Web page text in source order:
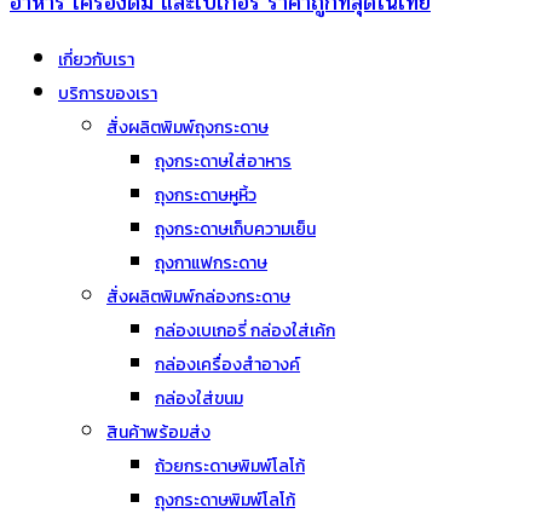
เกี่ยวกับเรา
บริการของเรา
สั่งผลิตพิมพ์ถุงกระดาษ
ถุงกระดาษใส่อาหาร
ถุงกระดาษหูหิ้ว
ถุงกระดาษเก็บความเย็น
ถุงกาแฟกระดาษ
สั่งผลิตพิมพ์กล่องกระดาษ
กล่องเบเกอรี่ กล่องใส่เค้ก
กล่องเครื่องสำอางค์
กล่องใส่ขนม
สินค้าพร้อมส่ง
ถ้วยกระดาษพิมพ์โลโก้
ถุงกระดาษพิมพ์โลโก้